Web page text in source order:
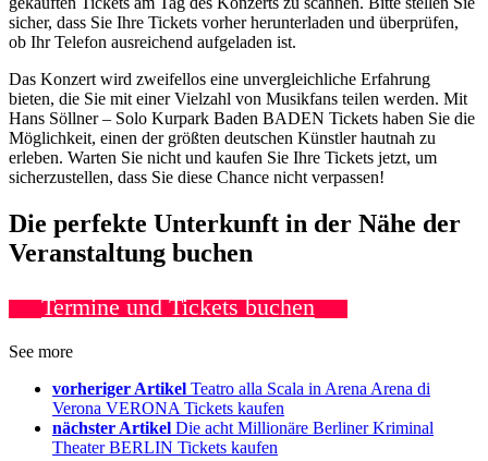
sicher, dass Sie Ihre Tickets vorher herunterladen und überprüfen,
ob Ihr Telefon ausreichend aufgeladen ist.
Das Konzert wird zweifellos eine unvergleichliche Erfahrung
bieten, die Sie mit einer Vielzahl von Musikfans teilen werden. Mit
Hans Söllner – Solo Kurpark Baden BADEN Tickets haben Sie die
Möglichkeit, einen der größten deutschen Künstler hautnah zu
erleben. Warten Sie nicht und kaufen Sie Ihre Tickets jetzt, um
sicherzustellen, dass Sie diese Chance nicht verpassen!
Die perfekte Unterkunft in der Nähe der
Veranstaltung buchen
Termine und Tickets buchen
See more
vorheriger Artikel Teatro alla Scala in Arena Arena di
Verona VERONA Tickets kaufen
nächster Artikel Die acht Millionäre Berliner Kriminal
Theater BERLIN Tickets kaufen